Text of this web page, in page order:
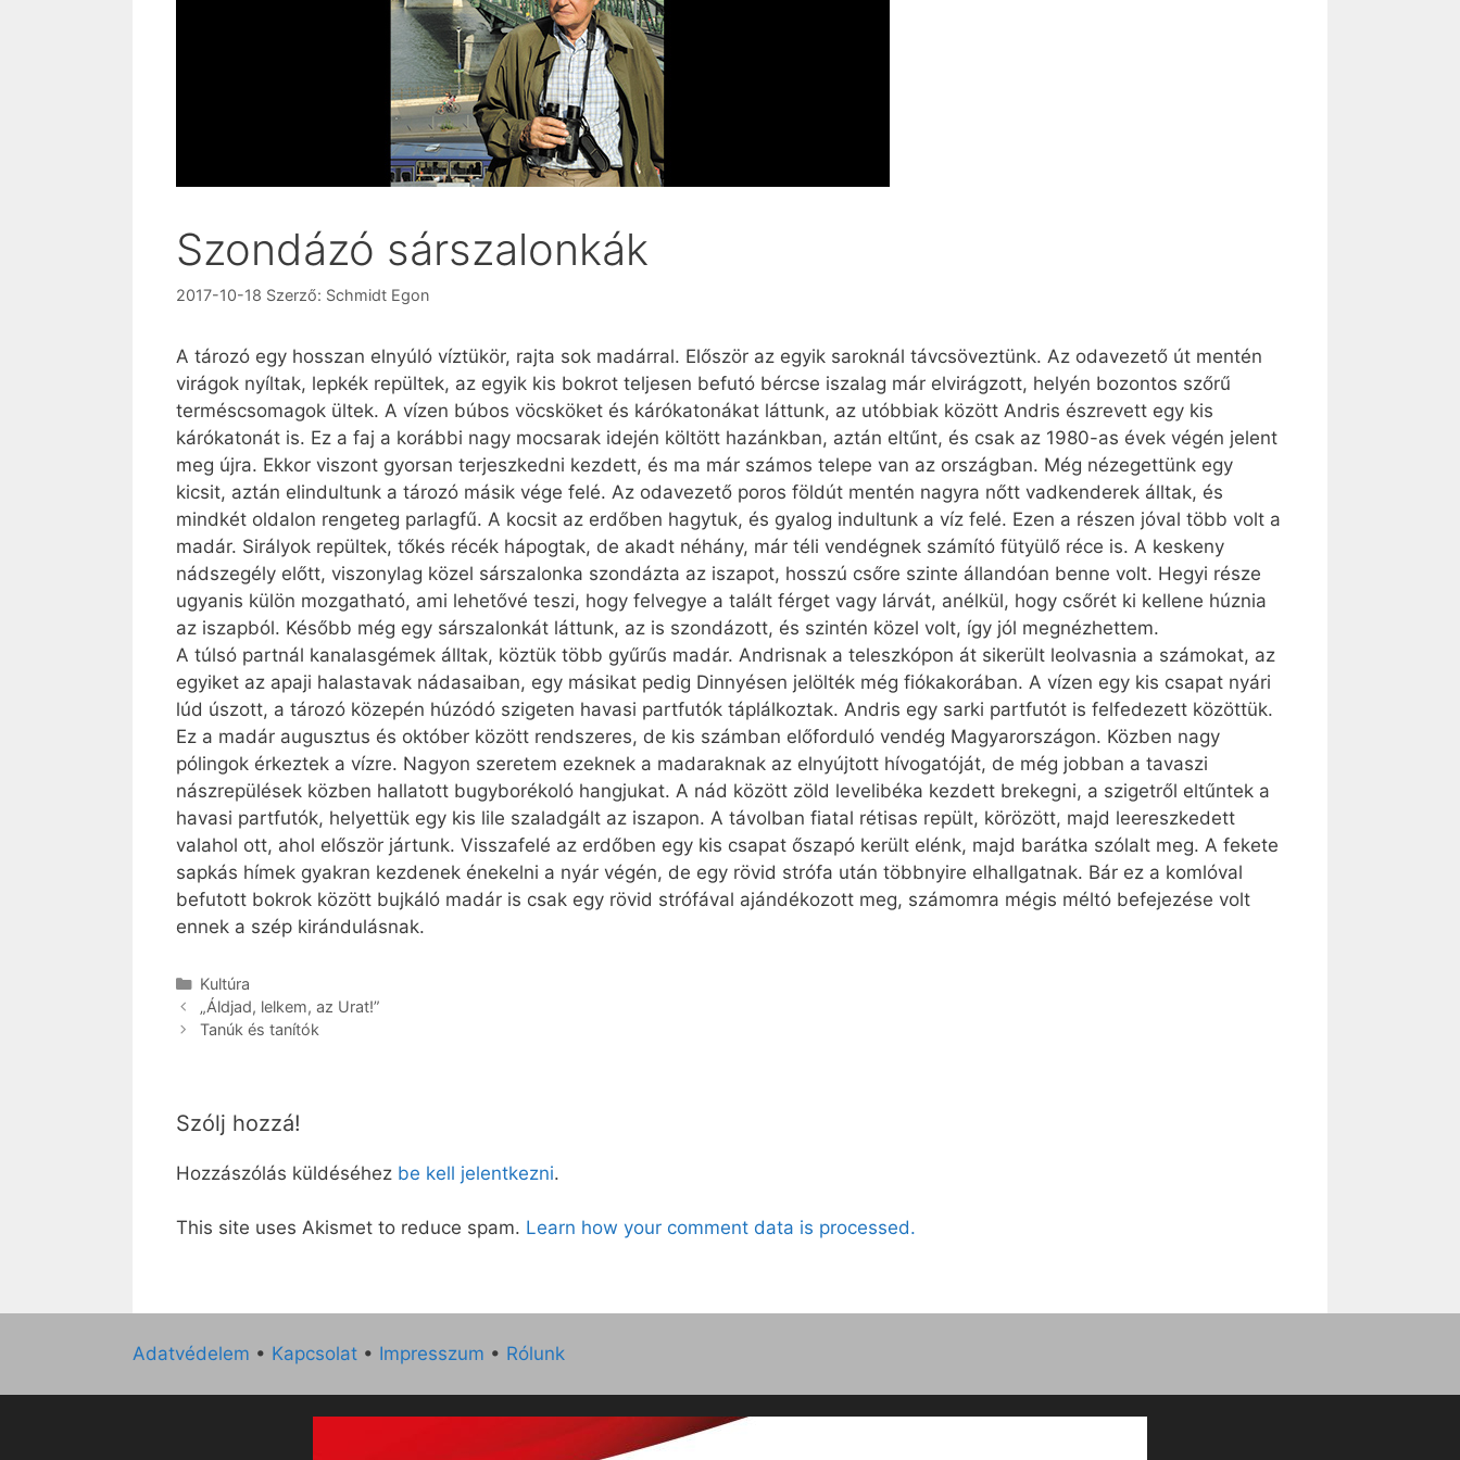
Szondázó sárszalonkák
2017-10-18 Szerző: Schmidt Egon
A tározó egy hosszan elnyúló víztükör, rajta sok madárral. Először az egyik saroknál távcsöveztünk. Az odavezető út mentén
virágok nyíltak, lepkék repültek, az egyik kis bokrot teljesen befutó bércse iszalag már elvirágzott, helyén bozontos szőrű
terméscsomagok ültek. A vízen búbos vöcsköket és kárókatonákat láttunk, az utóbbiak között Andris észrevett egy kis
kárókatonát is. Ez a faj a korábbi nagy mocsarak idején költött hazánkban, aztán eltűnt, és csak az 1980-as évek végén jelent
meg újra. Ekkor viszont gyorsan terjeszkedni kezdett, és ma már számos telepe van az országban. Még nézegettünk egy
kicsit, aztán elindultunk a tározó másik vége felé. Az odavezető poros földút mentén nagyra nőtt vadkenderek álltak, és
mindkét oldalon rengeteg parlagfű. A kocsit az erdőben hagytuk, és gyalog indultunk a víz felé. Ezen a részen jóval több volt a
madár. Sirályok repültek, tőkés récék hápogtak, de akadt néhány, már téli vendégnek számító fütyülő réce is. A keskeny
nádszegély előtt, viszonylag közel sárszalonka szondázta az iszapot, hosszú csőre szinte állandóan benne volt. Hegyi része
ugyanis külön mozgatható, ami lehetővé teszi, hogy felvegye a talált férget vagy lárvát, anélkül, hogy csőrét ki kellene húznia
az iszapból. Később még egy sárszalonkát láttunk, az is szondázott, és szintén közel volt, így jól megnézhettem.
A túlsó partnál ka­na­las­gé­mek álltak, köztük több gyűrűs madár. Andrisnak a teleszkópon át sikerült leolvasnia a számokat, az
egyiket az apaji halastavak nádasaiban, egy másikat pedig Dinnyésen jelölték még fiókakorában. A vízen egy kis csapat nyári
lúd úszott, a tározó közepén húzódó szigeten havasi partfutók táplálkoztak. Andris egy sarki partfutót is felfedezett közöttük.
Ez a madár augusztus és október között rendszeres, de kis számban előforduló vendég Magyarországon. Közben nagy
pólingok érkeztek a vízre. Nagyon szeretem ezeknek a madaraknak az elnyújtott hívogatóját, de még jobban a tavaszi
nászrepülések közben hallatott bugyborékoló hangjukat. A nád között zöld levelibéka kezdett brekegni, a szigetről eltűntek a
havasi partfutók, helyettük egy kis lile szaladgált az iszapon. A távolban fiatal rétisas repült, körözött, majd leereszkedett
valahol ott, ahol először jártunk. Visszafelé az erdőben egy kis csapat őszapó került elénk, majd barátka szólalt meg. A fekete
sapkás hímek gyakran kezdenek énekelni a nyár végén, de egy rövid strófa után többnyire elhallgatnak. Bár ez a komlóval
befutott bokrok között bujkáló madár is csak egy rövid strófával ajándékozott meg, számomra mégis méltó befejezése volt
ennek a szép kirándulásnak.
Kategória
Kultúra
„Áldjad, lelkem, az Urat!”
Tanúk és tanítók
Szólj hozzá!
Hozzászólás küldéséhez be kell jelentkezni.
This site uses Akismet to reduce spam. Learn how your comment data is processed.
Adatvédelem • Kapcsolat • Impresszum • Rólunk